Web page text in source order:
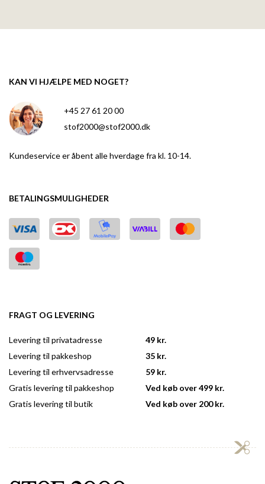
KAN VI HJÆLPE MED NOGET?
+45 27 61 20 00
stof2000@stof2000.dk
Kundeservice er åbent alle hverdage fra kl. 10-14.
BETALINGSMULIGHEDER
FRAGT OG LEVERING
Levering til privatadresse
Levering til pakkeshop
Levering til erhvervsadresse
Gratis levering til pakkeshop
Gratis levering til butik
49 kr.
35 kr.
59 kr.
Ved køb over 499 kr.
Ved køb over 200 kr.